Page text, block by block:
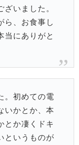
いました。
ら、お食事し
当にありがと
。初めての電
いかとか、本
とか凄くドキ
というものが